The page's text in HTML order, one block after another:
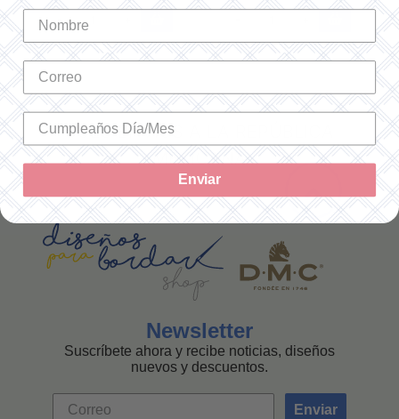
-
SOLO ENVÍOS A LA REPÚBLICA
MEXICANA
Newsletter
Suscríbete ahora y recibe noticias, diseños
nuevos y descuentos.
Enviar
Enviar